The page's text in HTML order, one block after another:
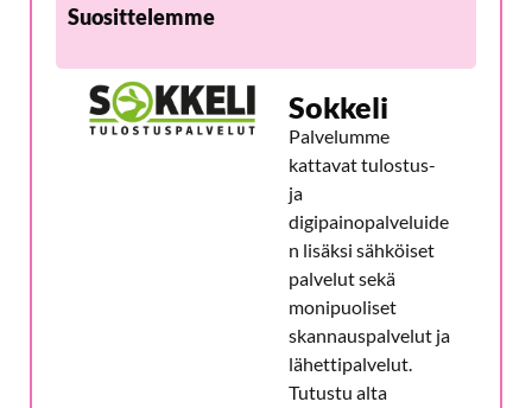
Suosittelemme
Sokkeli
Palvelumme
kattavat tulostus-
ja
digipainopalveluide
n lisäksi sähköiset
palvelut sekä
monipuoliset
skannauspalvelut ja
lähettipalvelut.
Tutustu alta